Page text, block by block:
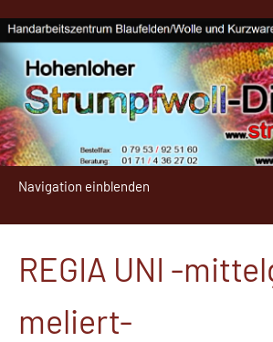
Navigation einblenden
REGIA UNI -
meliert-